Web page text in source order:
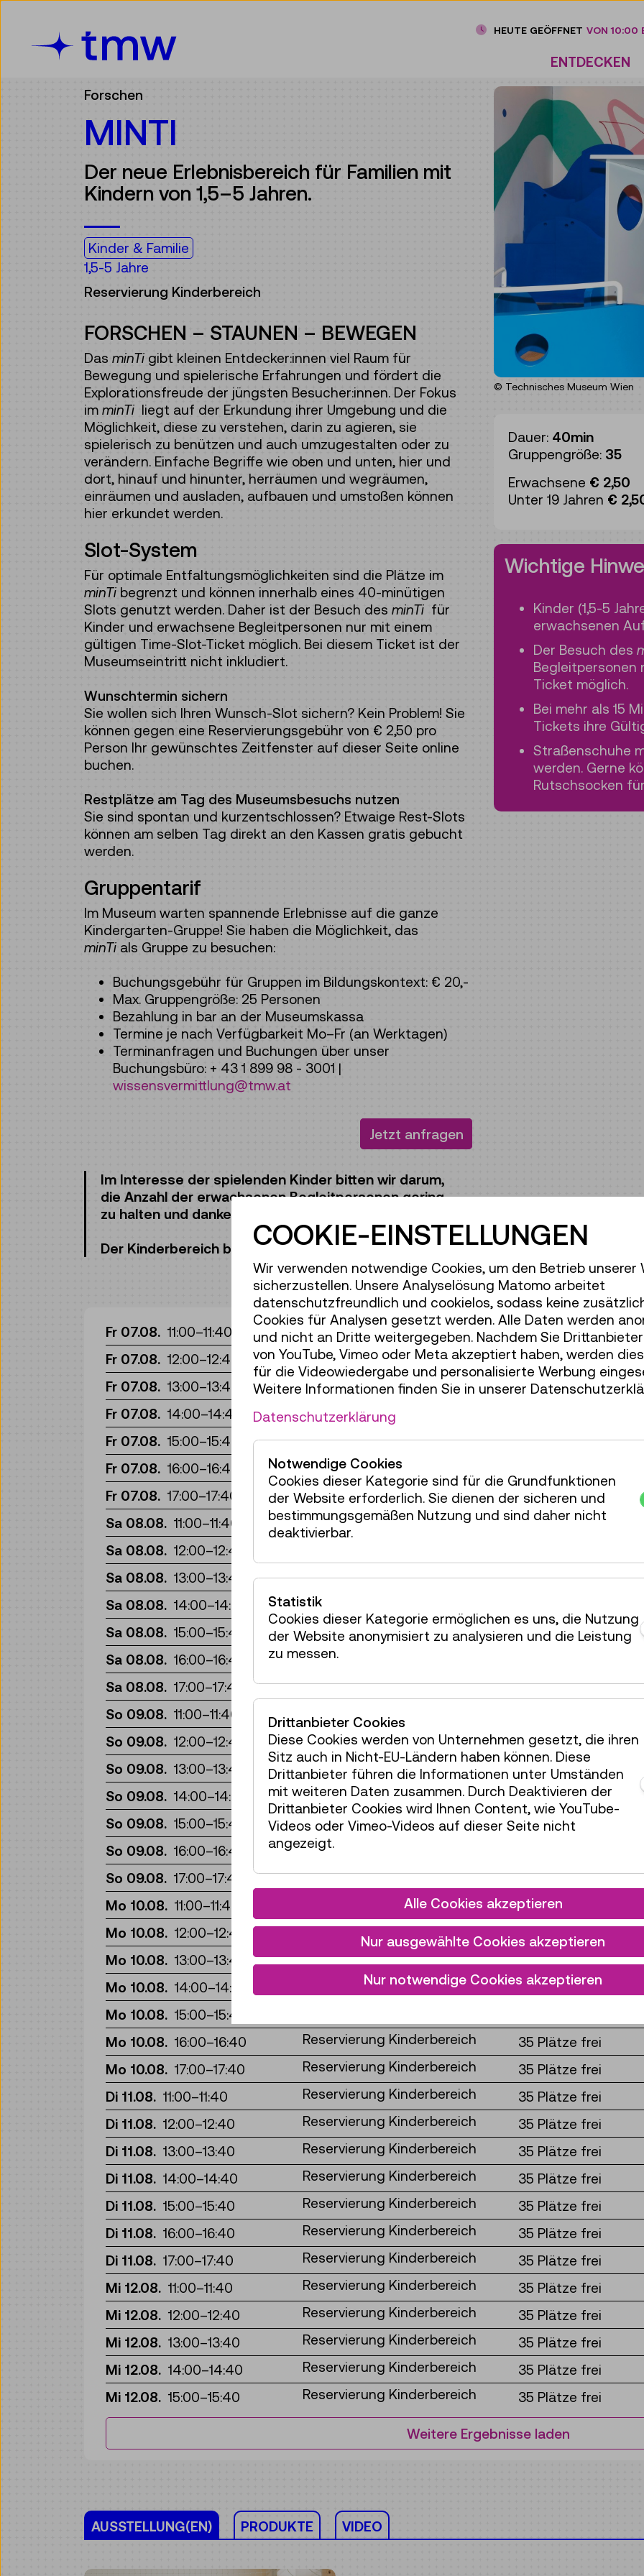
ENTDECKEN
HEUTE GEÖFFNET VON 10:00
Forschen
MINTI
Der neue Erlebnisbereich für Familien mit
Kindern von 1,5–5 Jahren.
Kinder & Familie
1,5-5 Jahre
Reservierung Kinderbereich
FORSCHEN – STAUNEN – BEWEGEN
Das minTi gibt kleinen Entdecker:innen viel Raum für
Bewegung und spielerische Erfahrungen und fördert die
Explorationsfreude der jüngsten Besucher:innen. Der Fokus
im minTi liegt auf der Erkundung ihrer Umgebung und die
Möglichkeit, diese zu verstehen, darin zu agieren, sie
spielerisch zu benützen und auch umzugestalten oder zu
verändern. Einfache Begriffe wie oben und unten, hier und
dort, hinauf und hinunter, herräumen und wegräumen,
einräumen und ausladen, aufbauen und umstoßen können
hier erkundet werden.
Slot-System
Für optimale Entfaltungsmöglichkeiten sind die Plätze im
minTi begrenzt und können innerhalb eines 40-minütigen
Slots genutzt werden. Daher ist der Besuch des minTi für
Kinder und erwachsene Begleitpersonen nur mit einem
gültigen Time-Slot-Ticket möglich. Bei diesem Ticket ist der
Museumseintritt nicht inkludiert.
Wunschtermin sichern
Sie wollen sich Ihren Wunsch-Slot sichern? Kein Problem! Sie
können gegen eine Reservierungsgebühr von € 2,50 pro
Person Ihr gewünschtes Zeitfenster auf dieser Seite online
buchen.
Restplätze am Tag des Museumsbesuchs nutzen
Sie sind spontan und kurzentschlossen? Etwaige Rest-Slots
können am selben Tag direkt an den Kassen gratis gebucht
werden.
Gruppentarif
Im Museum warten spannende Erlebnisse auf die ganze
Kindergarten-Gruppe! Sie haben die Möglichkeit, das
minTi als Gruppe zu besuchen:
Buchungsgebühr für Gruppen im Bildungskontext: € 20,-
Max. Gruppengröße: 25 Personen
Bezahlung in bar an der Museumskassa
Termine je nach Verfügbarkeit Mo–Fr (an Werktagen)
Terminanfragen und Buchungen über unser
Buchungsbüro: + 43 1 899 98 - 3001 |
wissensvermittlung@tmw.at
Jetzt anfragen
Im Interesse der spielenden Kinder bitten wir darum,
die Anzahl der erwachsenen Begleitpersonen gering
zu halten und danken für Ihre Rücksicht und Fairness!
Der Kinderbereich befindet sich auf Ebene 3.
© Technisches Museum Wien
Dauer: 40min
Gruppengröße: 35
Erwachsene € 2,50
Unter 19 Jahren €
Wichtige
Kinder (1,5-5
erwachsenen
Der Besuch des
Begleitpersonen
Ticket möglich.
Bei mehr als 15
Tickets ihre
Straßenschuhe
werden. Gerne
Rutschsocken
Fr 07.08. 11:00–11:40 Reservierung Kinderbereich 21 Plätze frei
Fr 07.08. 12:00–12:40 Reservierung Kinderbereich 35 Plätze frei
Fr 07.08. 13:00–13:40 Reservierung Kinderbereich 33 Plätze frei
Fr 07.08. 14:00–14:40 Reservierung Kinderbereich
Fr 07.08. 15:00–15:40 Reservierung Kinderbereich 35 Plätze frei
Fr 07.08. 16:00–16:40 Reservierung Kinderbereich
Fr 07.08. 17:00–17:40 Reservierung Kinderbereich 35 Plätze frei
Sa 08.08. 11:00–11:40 Reservierung Kinderbereich 35 Plätze frei
Sa 08.08. 12:00–12:40
Sa 08.08. 13:00–13:40 Reservierung Kinderbereich 35 Plätze frei
Sa 08.08. 14:00–14:40 Reservierung Kinderbereich
Sa 08.08. 15:00–15:40 Reservierung Kinderbereich 33 Plätze frei
Sa 08.08. 16:00–16:40 Reservierung Kinderbereich
Sa 08.08. 17:00–17:40 Reservierung Kinderbereich 35 Plätze frei
So 09.08. 11:00–11:40
So 09.08. 12:00–12:40 Reservierung Kinderbereich 35 Plätze frei
So 09.08. 13:00–13:40 Reservierung Kinderbereich 35 Plätze frei
So 09.08. 14:00–14:40 Reservierung Kinderbereich 35 Plätze frei
So 09.08. 15:00–15:40 Reservierung Kinderbereich 35 Plätze frei
So 09.08. 16:00–16:40 Reservierung Kinderbereich
So 09.08. 17:00–17:40 Reservierung Kinderbereich 35 Plätze frei
Mo 10.08. 11:00–11:40 Reservierung Kinderbereich 35 Plätze frei
Mo 10.08. 12:00–12:40 Reservierung Kinderbereich 35 Plätze frei
Mo 10.08. 13:00–13:40 Reservierung Kinderbereich 35 Plätze frei
Mo 10.08. 14:00–14:40 Reservierung Kinderbereich 35 Plätze frei
Mo 10.08. 15:00–15:40
Mo 10.08. 16:00–16:40 Reservierung Kinderbereich 35 Plätze frei
Mo 10.08. 17:00–17:40 Reservierung Kinderbereich 35 Plätze frei
Di 11.08. 11:00–11:40 Reservierung Kinderbereich 35 Plätze frei
Di 11.08. 12:00–12:40 Reservierung Kinderbereich 35 Plätze frei
Di 11.08. 13:00–13:40 Reservierung Kinderbereich 35 Plätze frei
Di 11.08. 14:00–14:40 Reservierung Kinderbereich 35 Plätze frei
Di 11.08. 15:00–15:40 Reservierung Kinderbereich 35 Plätze frei
Di 11.08. 16:00–16:40 Reservierung Kinderbereich 35 Plätze frei
Di 11.08. 17:00–17:40 Reservierung Kinderbereich 35 Plätze frei
Mi 12.08. 11:00–11:40 Reservierung Kinderbereich 35 Plätze frei
Mi 12.08. 12:00–12:40 Reservierung Kinderbereich 35 Plätze frei
Mi 12.08. 13:00–13:40 Reservierung Kinderbereich 35 Plätze frei
Mi 12.08. 14:00–14:40 Reservierung Kinderbereich 35 Plätze frei
Mi 12.08. 15:00–15:40 Reservierung Kinderbereich 35 Plätze frei
Weitere Ergebnisse laden
AUSSTELLUNG(EN) PRODUKTE VIDEO
COOKIE-EINSTELLUNGEN
Wir verwenden notwendige Cookies, um den Betrieb unserer
sicherzustellen. Unsere Analyselösung Matomo arbeitet
datenschutzfreundlich und cookielos, sodass keine
Cookies für Analysen gesetzt werden. Alle Daten werden
und nicht an Dritte weitergegeben. Nachdem Sie
von YouTube, Vimeo oder Meta akzeptiert haben, werden
für die Videowiedergabe und personalisierte Werbung
Weitere Informationen finden Sie in unserer
Datenschutzerklärung
Notwendige Cookies
Cookies dieser Kategorie sind für die Grundfunktionen
der Website erforderlich. Sie dienen der sicheren und
bestimmungsgemäßen Nutzung und sind daher nicht
deaktivierbar.
Statistik
Cookies dieser Kategorie ermöglichen es uns, die Nutzung
der Website anonymisiert zu analysieren und die Leistung
zu messen.
Drittanbieter Cookies
Diese Cookies werden von Unternehmen gesetzt, die ihren
Sitz auch in Nicht-EU-Ländern haben können. Diese
Drittanbieter führen die Informationen unter Umständen
mit weiteren Daten zusammen. Durch Deaktivieren der
Drittanbieter Cookies wird Ihnen Content, wie YouTube-
Videos oder Vimeo-Videos auf dieser Seite nicht
angezeigt.
Alle Cookies akzeptieren
Nur ausgewählte Cookies akzeptieren
Nur notwendige Cookies akzeptieren